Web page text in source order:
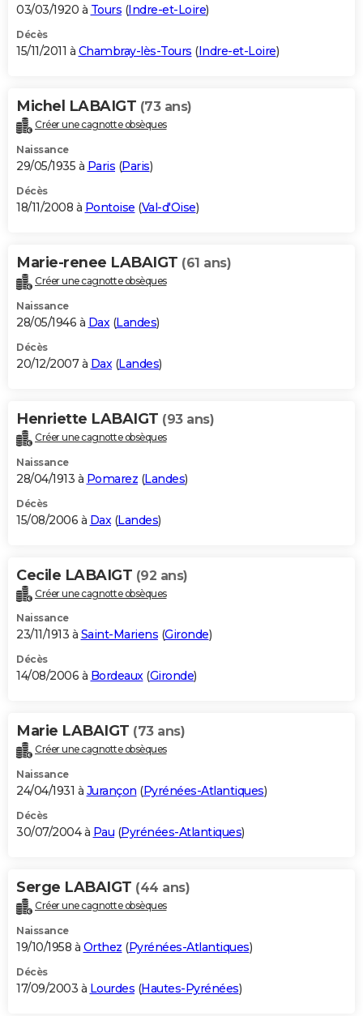
03/03/1920 à Tours (Indre-et-Loire)
Décès
15/11/2011 à Chambray-lès-Tours (Indre-et-Loire)
Michel LABAIGT (73 ans)
Créer une cagnotte obsèques
Naissance
29/05/1935 à Paris (Paris)
Décès
18/11/2008 à Pontoise (Val-d'Oise)
Marie-renee LABAIGT (61 ans)
Créer une cagnotte obsèques
Naissance
28/05/1946 à Dax(Landes)
Décès
20/12/2007 à Dax(Landes)
Henriette LABAIGT (93 ans)
Créer une cagnotte obsèques
Naissance
28/04/1913 à Pomarez (Landes)
Décès
15/08/2006 à Dax (Landes)
Cecile LABAIGT (92 ans)
Créer une cagnotte obsèques
Naissance
23/11/1913 à Saint-Mariens (Gironde)
Décès
14/08/2006 à Bordeaux(Gironde)
Marie LABAIGT (73 ans)
Créer une cagnotte obsèques
Naissance
24/04/1931 à Jurançon (Pyrénées-Atlantiques)
Décès
30/07/2004 à Pau (Pyrénées-Atlantiques)
Serge LABAIGT (44 ans)
Créer une cagnotte obsèques
Naissance
19/10/1958 à Orthez (Pyrénées-Atlantiques)
Décès
17/09/2003 à Lourdes (Hautes-Pyrénées)